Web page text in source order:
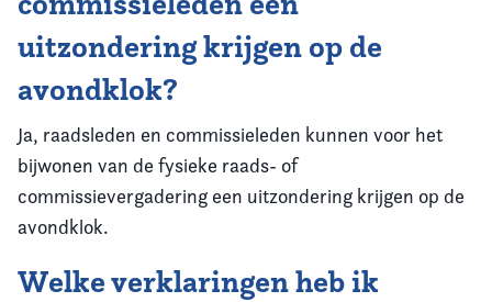
uitzondering krijgen op de
avondklok?
Ja, raadsleden en commissieleden kunnen voor het
bijwonen van de fysieke raads- of
commissievergadering een uitzondering krijgen op de
avondklok.
Welke verklaringen heb ik